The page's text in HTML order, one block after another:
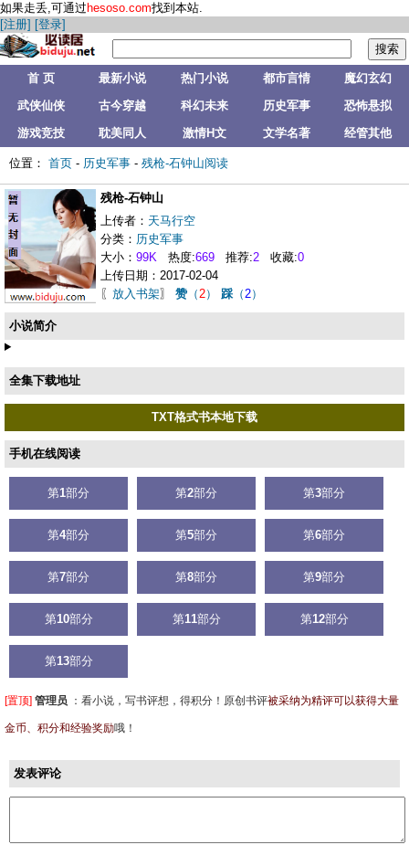
如果走丢,可通过hesoso.com找到本站.
[注册] [登录]
首 页 最新小说 热门小说 都市言情
魔幻玄幻
武侠仙侠
古今穿越 科幻未来 历史军事
恐怖悬拟
游戏竞技
耽美同人 激情H文 文学名著 经管其他
位置： 首页 - 历史军事 - 残枪-石钟山阅读
残枪-石钟山
上传者： 天马行空
分类： 历史军事
大小： 99K 热度:669 推荐:2 收藏:0
上传日期：2017-02-04
〖 放入书架〗 赞 （2） 踩（2）
小说简介
全集下载地址
TXT格式书本地下载
手机在线阅读
第1部分 第2部分 第3部分
第4部分 第5部分 第6部分
第7部分 第8部分 第9部分
第10部分 第11部分 第12部分
第13部分
[置顶] 管理员 ： 看小说，写书评想，得积分！原创书评被采纳为精评可以获得大量
金币、积分和经验奖励哦！
发表评论